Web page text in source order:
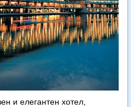
и елегантен хотел,